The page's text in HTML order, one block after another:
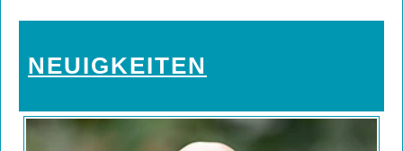
NEUIGKEITEN